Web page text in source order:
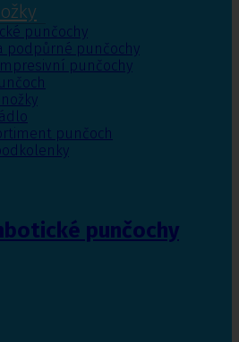
punčochy
podpůrné punčochy
punčochy
punčoch
punčochy